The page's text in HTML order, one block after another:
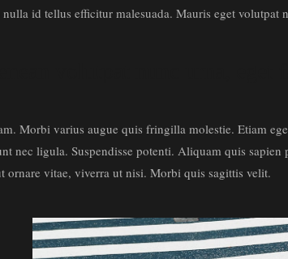
id tellus efficitur malesuada. Mauris eget
Morbi varius augue quis fringilla molestie. Etiam
nec ligula. Suspendisse potenti. Aliquam quis
ornare vitae, viverra ut nisi. Morbi quis sagittis velit.